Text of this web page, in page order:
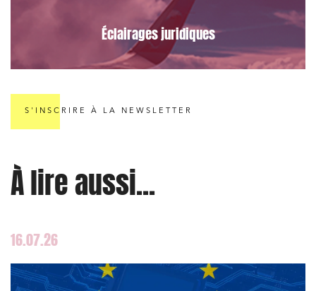
Éclairages juridiques
S'INSCRIRE À LA NEWSLETTER
À lire aussi...
16.07.26